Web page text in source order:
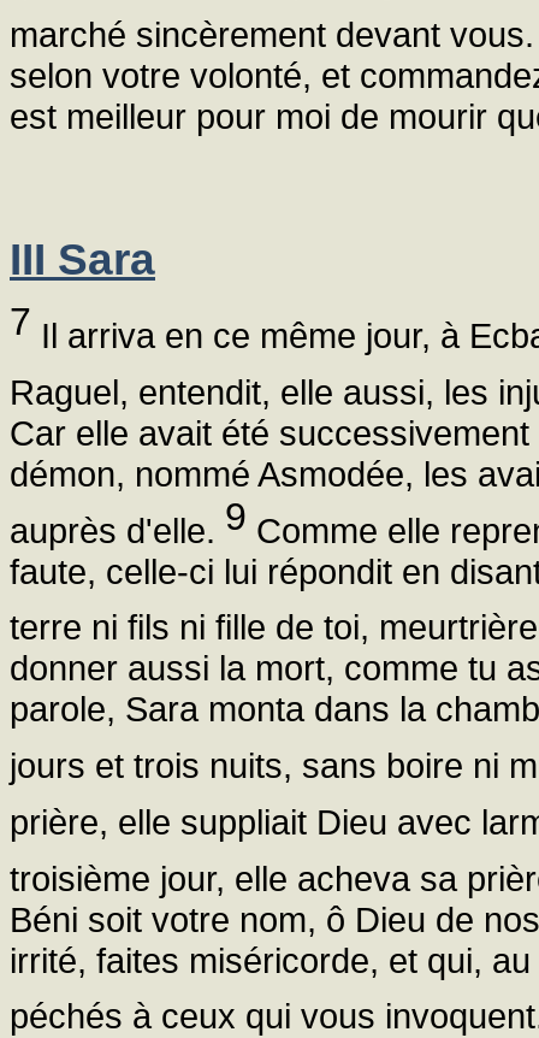
marché sincèrement devant
selon votre volonté, et
est meilleur pour moi de mourir
III Sara
7 Il arriva en ce même jour, à
Raguel, entendit, elle aussi, les
Car elle avait été
démon, nommé Asmodée, les
auprès d'elle. 9 Comme elle
faute, celle-ci lui répondit en
terre ni fils ni fille de toi,
donner aussi la mort, comme tu
parole, Sara monta dans la
jours et trois nuits, sans boire ni
prière, elle suppliait Dieu avec
troisième jour, elle acheva sa
Béni soit votre nom, ô Dieu de
irrité, faites miséricorde, et qui,
péchés à ceux qui vous